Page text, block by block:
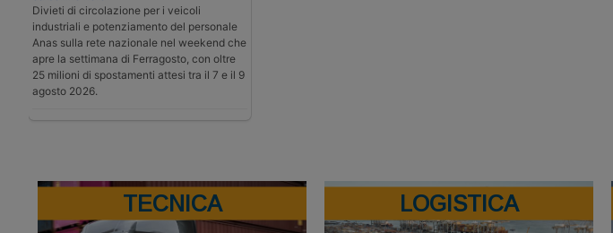
Divieti di circolazione per i veicoli
industriali e potenziamento del personale
Anas sulla rete nazionale nel weekend che
apre la settimana di Ferragosto, con oltre
25 milioni di spostamenti attesi tra il 7 e il 9
agosto 2026.
TECNICA LOGISTICA